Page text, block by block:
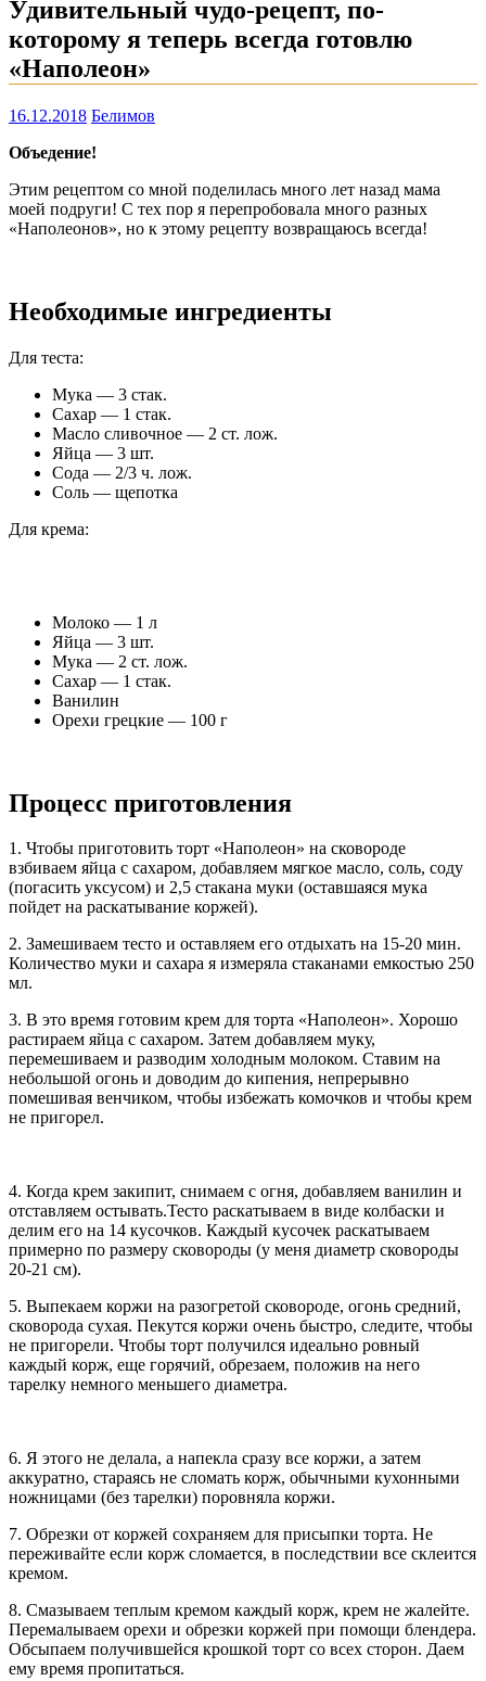
Удивительный чудо-рецепт, по-
которому я теперь всегда готовлю
«Наполеон»
16.12.2018 Белимов
Объедение!
Этим рецептом со мной поделилась много лет назад мама
моей подруги! С тех пор я перепробовала много разных
«Наполеонов», но к этому рецепту возвращаюсь всегда!
Необходимые ингредиенты
Для теста:
Мука — 3 стак.
Сахар — 1 стак.
Масло сливочное — 2 ст. лож.
Яйца — 3 шт.
Сода — 2/3 ч. лож.
Соль — щепотка
Для крема:
Молоко — 1 л
Яйца — 3 шт.
Мука — 2 ст. лож.
Сахар — 1 стак.
Ванилин
Орехи грецкие — 100 г
Процесс приготовления
1. Чтобы приготовить торт «Наполеон» на сковороде
взбиваем яйца с сахаром, добавляем мягкое масло, соль, соду
(погасить уксусом) и 2,5 стакана муки (оставшаяся мука
пойдет на раскатывание коржей).
2. Замешиваем тесто и оставляем его отдыхать на 15-20 мин.
Количество муки и сахара я измеряла стаканами емкостью 250
мл.
3. В это время готовим крем для торта «Наполеон». Хорошо
растираем яйца с сахаром. Затем добавляем муку,
перемешиваем и разводим холодным молоком. Ставим на
небольшой огонь и доводим до кипения, непрерывно
помешивая венчиком, чтобы избежать комочков и чтобы крем
не пригорел.
4. Когда крем закипит, снимаем с огня, добавляем ванилин и
отставляем остывать.Тесто раскатываем в виде колбаски и
делим его на 14 кусочков. Каждый кусочек раскатываем
примерно по размеру сковороды (у меня диаметр сковороды
20-21 см).
5. Выпекаем коржи на разогретой сковороде, огонь средний,
сковорода сухая. Пекутся коржи очень быстро, следите, чтобы
не пригорели. Чтобы торт получился идеально ровный
каждый корж, еще горячий, обрезаем, положив на него
тарелку немного меньшего диаметра.
6. Я этого не делала, а напекла сразу все коржи, а затем
аккуратно, стараясь не сломать корж, обычными кухонными
ножницами (без тарелки) поровняла коржи.
7. Обрезки от коржей сохраняем для присыпки торта. Не
переживайте если корж сломается, в последствии все склеится
кремом.
8. Смазываем теплым кремом каждый корж, крем не жалейте.
Перемалываем орехи и обрезки коржей при помощи блендера.
Обсыпаем получившейся крошкой торт со всех сторон. Даем
ему время пропитаться.